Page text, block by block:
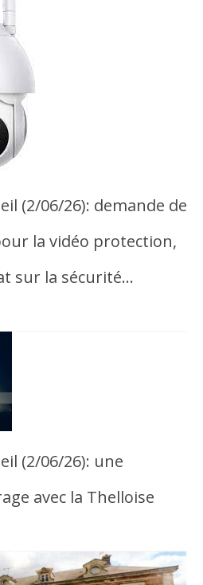
(2/06/26): demande de
la vidéo protection,
sur la sécurité…
(2/06/26): une
avec la Thelloise